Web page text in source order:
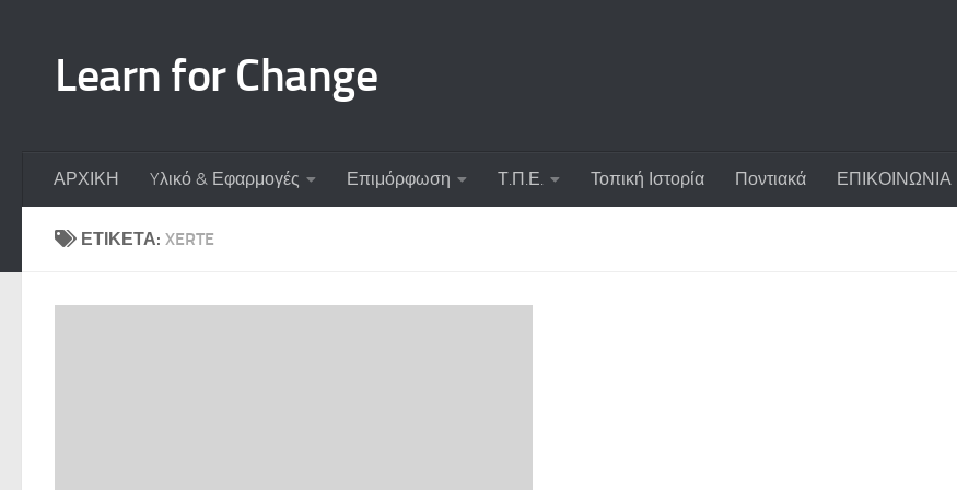
Learn for Change
ΑΡΧΙΚΗ Yλικό & Εφαρμογές Επιμόρφωση Τ.Π.Ε. Τοπική Ιστορία Ποντιακά ΕΠΙΚΟΙΝΩΝΙΑ
ΕΤΙΚΈΤΑ: XERTE